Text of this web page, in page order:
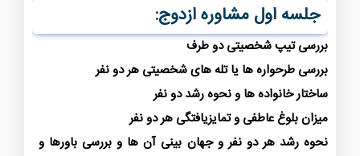
جلسه اول مشاوره ازدوج:
بررسی تیپ شخصیتی دو طرف
بررسی طرحواره ها یا تله های شخصیتی هر دو نفر
ساختار خانواده ها و نحوه رشد دو نفر
میزان بلوغ عاطفی و تمایزیافتگی هر دو نفر
نحوه رشد هر دو نفر و جهان بینی آن ها و بررسی باورها و